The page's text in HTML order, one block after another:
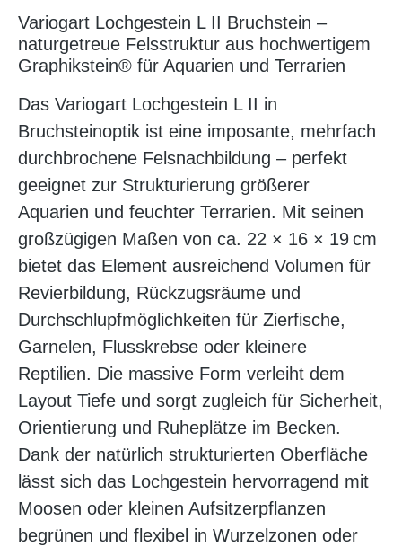
Variogart Lochgestein L II Bruchstein –
naturgetreue Felsstruktur aus hochwertigem
Graphikstein® für Aquarien und Terrarien
Das Variogart Lochgestein L II in
Bruchsteinoptik ist eine imposante, mehrfach
durchbrochene Felsnachbildung – perfekt
geeignet zur Strukturierung größerer
Aquarien und feuchter Terrarien. Mit seinen
großzügigen Maßen von ca. 22 × 16 × 19 cm
bietet das Element ausreichend Volumen für
Revierbildung, Rückzugsräume und
Durchschlupfmöglichkeiten für Zierfische,
Garnelen, Flusskrebse oder kleinere
Reptilien. Die massive Form verleiht dem
Layout Tiefe und sorgt zugleich für Sicherheit,
Orientierung und Ruheplätze im Becken.
Dank der natürlich strukturierten Oberfläche
lässt sich das Lochgestein hervorragend mit
Moosen oder kleinen Aufsitzerpflanzen
begrünen und flexibel in Wurzelzonen oder